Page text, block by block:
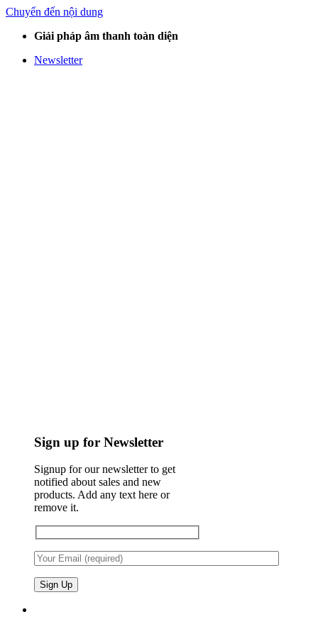
Chuyển đến nội dung
Giải pháp âm thanh toàn diện
Newsletter
Sign up for Newsletter
Signup for our newsletter to get
notified about sales and new
products. Add any text here or
remove it.